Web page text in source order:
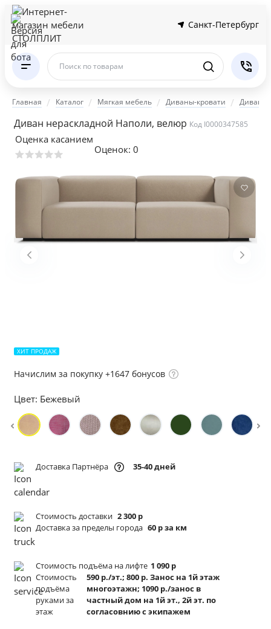
Санкт-Петербург
Поиск по товарам
Главная Каталог Мягкая мебель Диваны-кровати Диваны
Диван нераскладной Наполи, велюр Код I0000347585
Оценка касанием
Оценок: 0
ХИТ ПРОДАЖ
Начислим за покупку +1647 бонусов
Цвет: Бежевый
Доставка Партнёра 35-40 дней
Стоимость доставки 2 300 р
Доставка за пределы города 60 р за км
Стоимость подъёма на лифте 1 090 р
Стоимость
подъёма
руками за
этаж
590 р./эт.; 800 р. Занос на 1й этаж
многоэтажн; 1090 р./занос в
частный дом на 1й эт., 2й эт. по
согласовнию с экипажем